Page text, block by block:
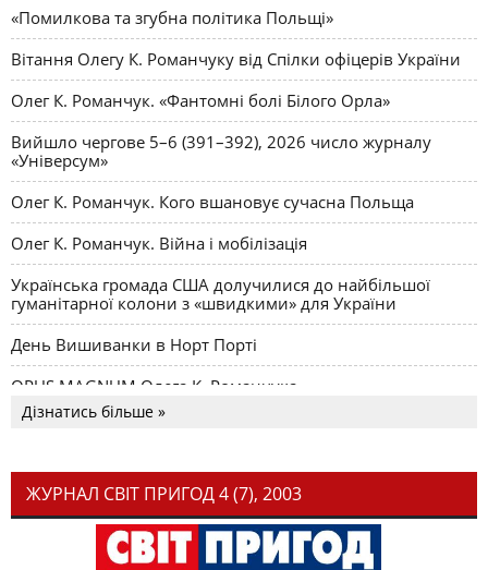
«Помилкова та згубна політика Польщі»
Вітання Олегу К. Романчуку від Спілки офіцерів України
Олег К. Романчук. «Фантомні болі Білого Орла»
Вийшло чергове 5–6 (391–392), 2026 число журналу
«Універсум»
Олег К. Романчук. Кого вшановує сучасна Польща
Олег К. Романчук. Війна і мобілізація
Українська громада США долучилися до найбільшої
гуманітарної колони з «швидкими» для України
День Вишиванки в Норт Порті
OPUS MAGNUM Олега К. Романчука
Дізнатись більше »
ЖУРНАЛ СВІТ ПРИГОД 4 (7), 2003